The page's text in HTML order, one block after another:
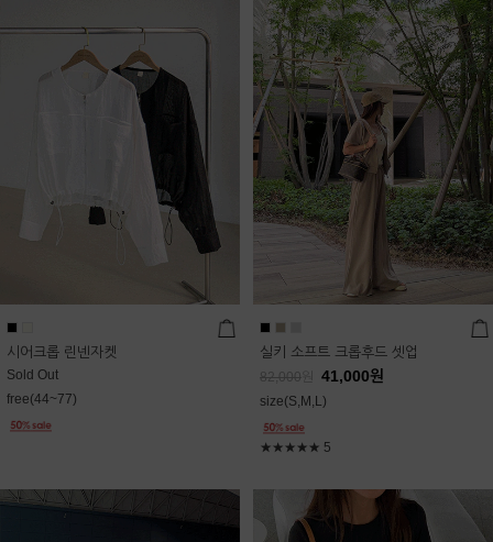
시어크롭 린넨자켓
Sold Out
free(44~77)
실키 소프트 크롭후드 셋업
82,000 41,000원
size(S,M,L)
★★★★★ 5